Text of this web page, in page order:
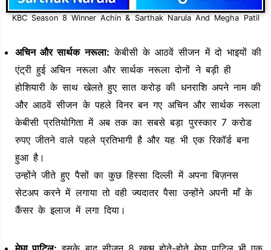
KBC Season 8 Winner Achin & Sarthak Narula And Megha Patil
अचिन और सार्थक नरूला: केबीसी के आठवें सीजन में दो भाइयों की
एंट्री हुई अचिन नरूला और सार्थक नरूला दोनों ने बड़ी ही
होशियारी के साथ खेलते हुए सात करोड़ की धनराशि अपने नाम की
और आठवें सीजन के पहले विनर बन गए अचिन और सार्थक नरूला
केबीसी प्रतियोगिता में अब तक का सबसे बड़ा पुरस्कार 7 करोड
रुपए जीतने वाले पहले प्रतिभागी है और यह भी एक रिकॉर्ड बना
हुआ है।
उन्होंने जीते हुए पैसों का कुछ हिस्सा दिल्ली में अपना बिज़नस
सेटअप करने में लगाया तो वही ज्यदातर पैसा उन्होंने अपनी माँ के
कैंसर के इलाज में लगा दिया।